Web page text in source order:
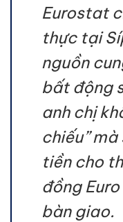
Eurostat
thực tại
nguồn
bất động
anh chị
chiếu”
tiền cho
đồng
bàn giao.